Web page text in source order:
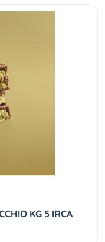
KG 5 IRCA